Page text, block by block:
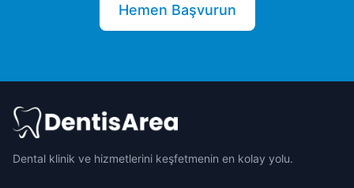
Hemen Başvurun
Dental klinik ve hizmetlerini keşfetmenin en kolay yolu.